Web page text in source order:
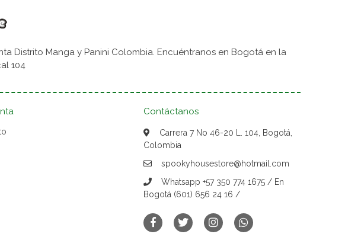
Distrito Manga y Panini Colombia. Encuéntranos en Bogotá en la
104
Contáctanos
Carrera 7 No 46-20 L. 104, Bogotá,
Colombia
spookyhousestore@hotmail.com
Whatsapp +57 350 774 1675 / En
Bogotá (601) 656 24 16 /